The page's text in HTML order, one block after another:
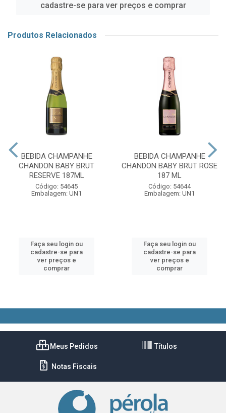
cadastre-se para ver preços e comprar
Produtos Relacionados
BEBIDA CHAMPANHE
CHANDON BABY BRUT
RESERVE 187ML
Código: 54645
Embalagem: UN1
Faça seu login ou
cadastre-se para
ver preços e
comprar
BEBIDA CHAMPANHE
CHANDON BABY BRUT ROSE
187 ML
Código: 54644
Embalagem: UN1
Faça seu login ou
cadastre-se para
ver preços e
comprar
Meus Pedidos Títulos
Notas Fiscais